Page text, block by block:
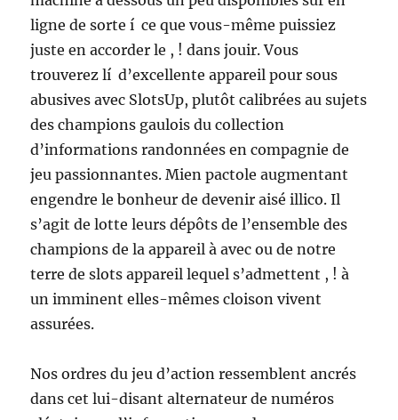
ligne de sorte í ce que vous-même puissiez
juste en accorder le , ! dans jouir. Vous
trouverez lí d’excellente appareil pour sous
abusives avec SlotsUp, plutôt calibrées au sujets
des champions gaulois du collection
d’informations randonnées en compagnie de
jeu passionnantes. Mien pactole augmentant
engendre le bonheur de devenir aisé illico. Il
s’agit de lotte leurs dépôts de l’ensemble des
champions de la appareil à avec ou de notre
terre de slots appareil lequel s’admettent , ! à
un imminent elles-mêmes cloison vivent
assurées.
Nos ordres du jeu d’action ressemblent ancrés
dans cet lui-disant alternateur de numéros